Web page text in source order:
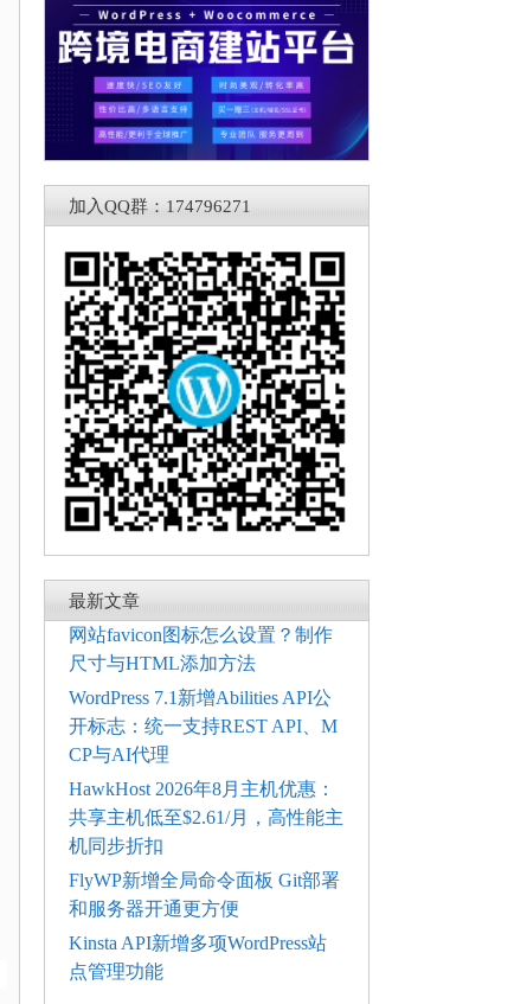
加入QQ群：174796271
最新文章
网站favicon图标怎么设置？制作
尺寸与HTML添加方法
WordPress 7.1新增Abilities API公
开标志：统一支持REST API、M
CP与AI代理
HawkHost 2026年8月主机优惠：
共享主机低至$2.61/月，高性能主
机同步折扣
FlyWP新增全局命令面板 Git部署
和服务器开通更方便
Kinsta API新增多项WordPress站
点管理功能